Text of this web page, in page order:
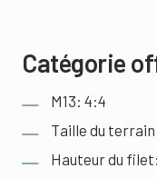
Catégorie
M13: 4:4
Taille du
Hauteur du